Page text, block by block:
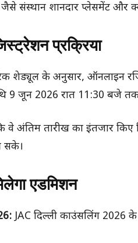
संस्थान शानदार प्लेसमेंट और
प्रक्रिया
शेड्यूल के अनुसार, ऑनलाइन
जून 2026 रात 11:30 बजे तक
वे अंतिम तारीख का इंतजार
सके।
एडमिशन
JAC दिल्ली काउंसलिंग 2026